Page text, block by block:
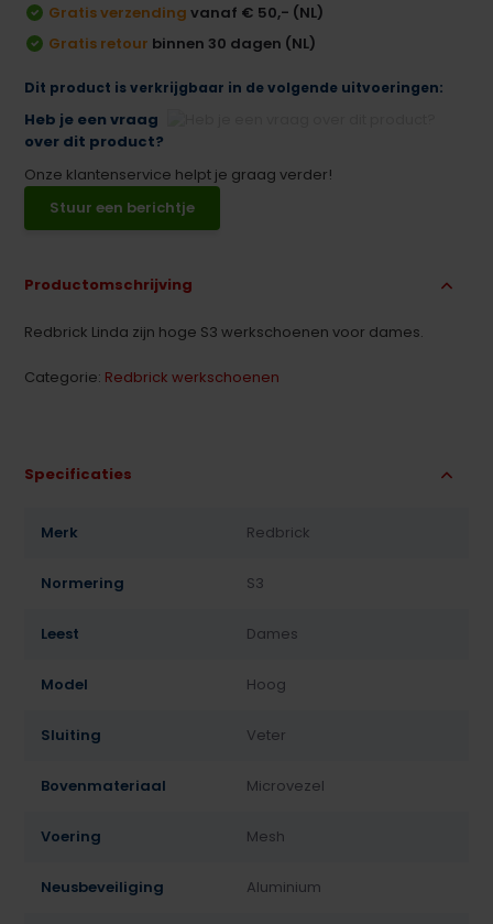
Gratis verzending vanaf € 50,- (NL)
Gratis retour binnen 30 dagen (NL)
Dit product is verkrijgbaar in de volgende uitvoeringen:
Heb je een vraag
over dit product?
Onze klantenservice helpt je graag verder!
Stuur een berichtje
Productomschrijving
Redbrick Linda zijn hoge S3 werkschoenen voor dames.
Categorie: Redbrick werkschoenen
Specificaties
Merk Redbrick
Normering S3
Leest Dames
Model Hoog
Sluiting Veter
Bovenmateriaal Microvezel
Voering Mesh
Neusbeveiliging Aluminium